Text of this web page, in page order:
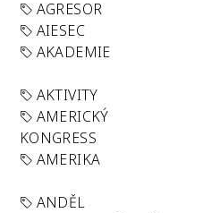
AGRESOR
AIESEC
AKADEMIE
AKTIVITY
AMERICKÝ
KONGRESS
AMERIKA
ANDĚL